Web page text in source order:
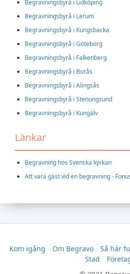
Begravningsbyrå i Lidköping
Begravningsbyrå i Lerum
Begravningsbyrå i Kungsbacka
Begravningsbyrå i Göteborg
Begravningsbyrå i Falkenberg
Begravningsbyrå i Borås
Begravningsbyrå i Alingsås
Begravningsbyrå i Stenungsund
Begravningsbyrå i Kungälv
Länkar
Begravning hos Svenska kyrkan
Att vara gäst vid en begravning -
Kom igång Om Begravo Så här
Stad